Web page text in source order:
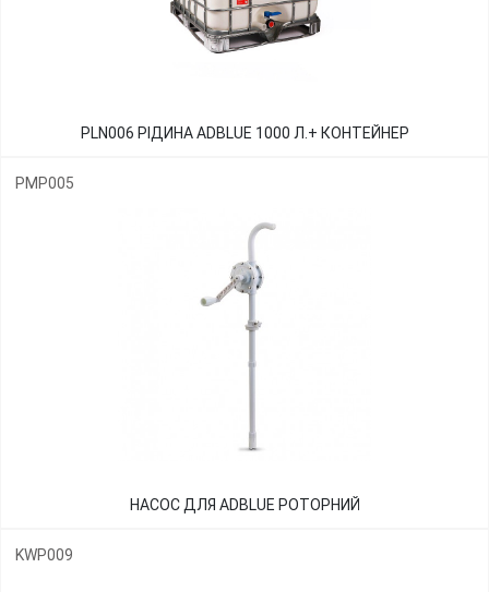
PLN006 РІДИНА ADBLUE 1000 Л.+ КОНТЕЙНЕР
PMP005
НАСОС ДЛЯ ADBLUE РОТОРНИЙ
KWP009